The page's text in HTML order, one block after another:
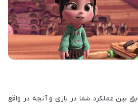
بین عملکرد شما در بازی و آنچه در واقع